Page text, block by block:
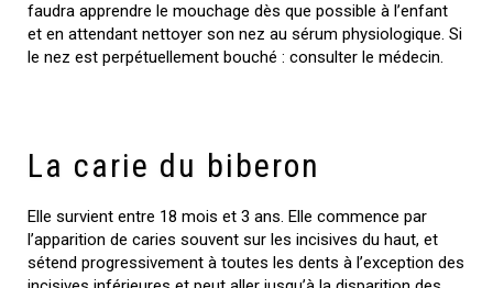
faudra apprendre le mouchage dès que possible à l’enfant
et en attendant nettoyer son nez au sérum physiologique. Si
le nez est perpétuellement bouché : consulter le médecin.
La carie du biberon
Elle survient entre 18 mois et 3 ans. Elle commence par
l’apparition de caries souvent sur les incisives du haut, et
sétend progressivement à toutes les dents à l’exception des